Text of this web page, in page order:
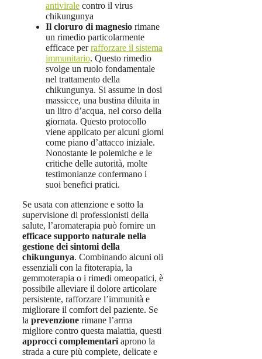
antivirale contro il virus
chikungunya
Il cloruro di magnesio rimane
un rimedio particolarmente
efficace perrafforzare il sistema
immunitario. Questo rimedio
svolge un ruolo fondamentale
nel trattamento della
chikungunya. Si assume in dosi
massicce, una bustina diluita in
un litro d’acqua, nel corso della
giornata. Questo protocollo
viene applicato per alcuni giorni
come piano d’attacco iniziale.
Nonostante le polemiche e le
critiche delle autorità, molte
testimonianze confermano i
suoi benefici pratici.
Se usata con attenzione e sotto la
supervisione di professionisti della
salute, l’aromaterapia può fornire un
efficace supporto naturale nella
gestione dei sintomi della
chikungunya. Combinando alcuni oli
essenziali con la fitoterapia, la
gemmoterapia o i rimedi omeopatici, è
possibile alleviare il dolore articolare
persistente, rafforzare l’immunità e
migliorare il comfort del paziente. Se
la prevenzione rimane l’arma
migliore contro questa malattia, questi
approcci complementari aprono la
strada a cure più complete, delicate e